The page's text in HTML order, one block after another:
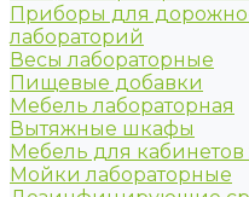
Приборы для
лабораторий
Весы лабораторные
Пищевые добавки
Мебель лабораторная
Вытяжные шкафы
Мебель для
Мойки лабораторные